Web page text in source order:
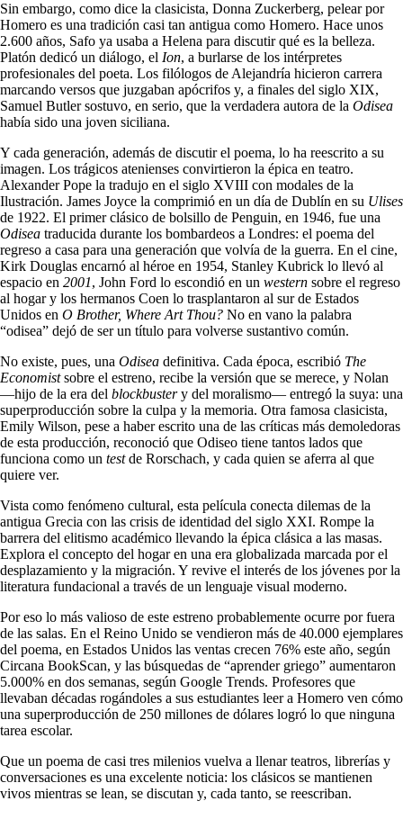
Sin embargo, como dice la clasicista, Donna Zuckerberg, pelear por
Homero es una tradición casi tan antigua como Homero. Hace unos
2.600 años, Safo ya usaba a Helena para discutir qué es la belleza.
Platón dedicó un diálogo, el Ion, a burlarse de los intérpretes
profesionales del poeta. Los filólogos de Alejandría hicieron carrera
marcando versos que juzgaban apócrifos y, a finales del siglo XIX,
Samuel Butler sostuvo, en serio, que la verdadera autora de la Odisea
había sido una joven siciliana.
Y cada generación, además de discutir el poema, lo ha reescrito a su
imagen. Los trágicos atenienses convirtieron la épica en teatro.
Alexander Pope la tradujo en el siglo XVIII con modales de la
Ilustración. James Joyce la comprimió en un día de Dublín en su Ulises
de 1922. El primer clásico de bolsillo de Penguin, en 1946, fue una
Odisea traducida durante los bombardeos a Londres: el poema del
regreso a casa para una generación que volvía de la guerra. En el cine,
Kirk Douglas encarnó al héroe en 1954, Stanley Kubrick lo llevó al
espacio en 2001, John Ford lo escondió en un western sobre el regreso
al hogar y los hermanos Coen lo trasplantaron al sur de Estados
Unidos en O Brother, Where Art Thou? No en vano la palabra
“odisea” dejó de ser un título para volverse sustantivo común.
No existe, pues, una Odisea definitiva. Cada época, escribió The
Economistsobre el estreno, recibe la versión que se merece, y Nolan
—hijo de la era del blockbustery del moralismo— entregó la suya: una
superproducción sobre la culpa y la memoria. Otra famosa clasicista,
Emily Wilson, pese a haber escrito una de las críticas más demoledoras
de esta producción, reconoció que Odiseo tiene tantos lados que
funciona como un testde Rorschach, y cada quien se aferra al que
quiere ver.
Vista como fenómeno cultural, esta película conecta dilemas de la
antigua Grecia con las crisis de identidad del siglo XXI. Rompe la
barrera del elitismo académico llevando la épica clásica a las masas.
Explora el concepto del hogar en una era globalizada marcada por el
desplazamiento y la migración. Y revive el interés de los jóvenes por la
literatura fundacional a través de un lenguaje visual moderno.
Por eso lo más valioso de este estreno probablemente ocurre por fuera
de las salas. En el Reino Unido se vendieron más de 40.000 ejemplares
del poema, en Estados Unidos las ventas crecen 76% este año, según
Circana BookScan, y las búsquedas de “aprender griego” aumentaron
5.000% en dos semanas, según Google Trends. Profesores que
llevaban décadas rogándoles a sus estudiantes leer a Homero ven cómo
una superproducción de 250 millones de dólares logró lo que ninguna
tarea escolar.
Que un poema de casi tres milenios vuelva a llenar teatros, librerías y
conversaciones es una excelente noticia: los clásicos se mantienen
vivos mientras se lean, se discutan y, cada tanto, se reescriban.